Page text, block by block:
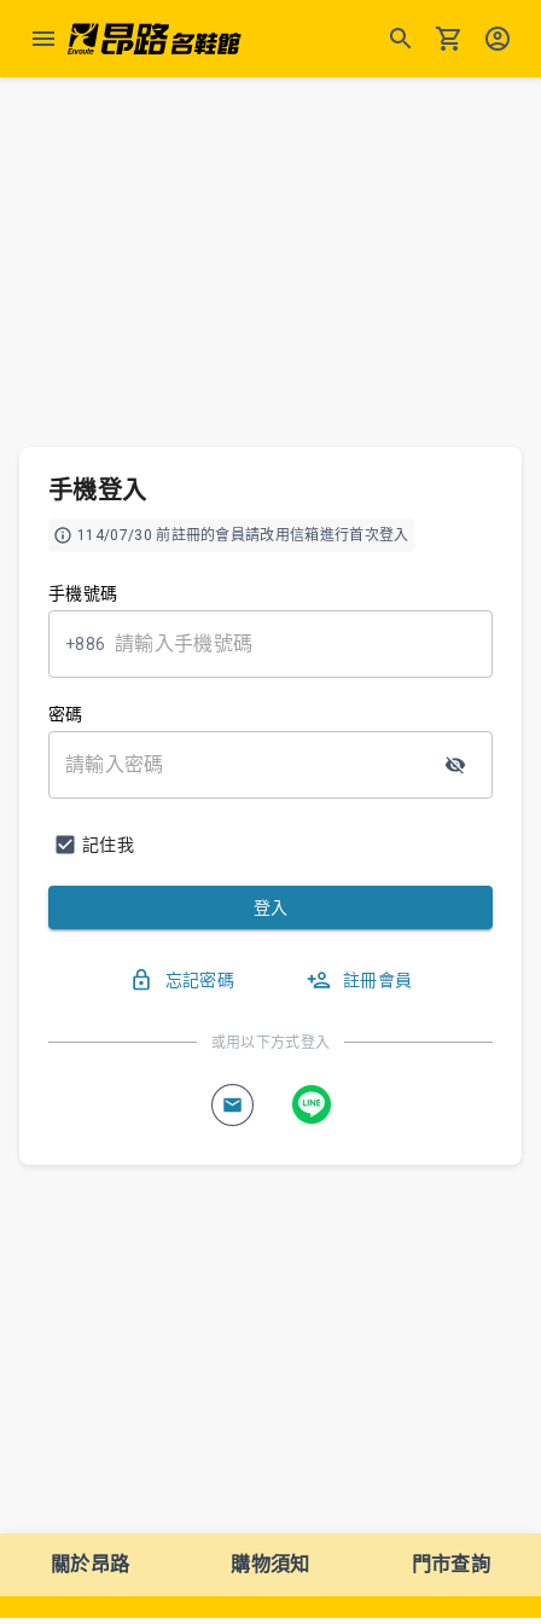
手機登入
114/07/30 前註冊的會員請改用信箱進行首次登入
手機號碼
+886
密碼
記住我
登入
忘記密碼 註冊會員
或用以下方式登入
關於昂路 購物須知 門市查詢